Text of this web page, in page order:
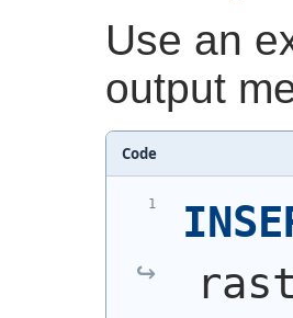
Use an
output
Code
rast